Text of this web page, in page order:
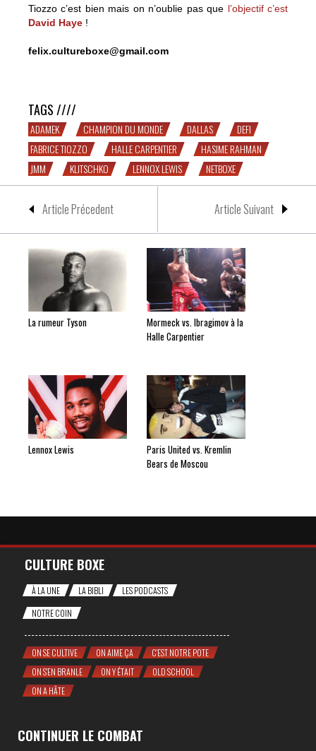
Tiozzo c’est bien mais on n’oublie pas que l’objectif c’est
David Haye !
felix.cultureboxe@gmail.com
TAGS ////
ADAMEK CHAMPION DU MONDE DALLAS
DEFI
FABRICE TIOZZO
HALLE CARPENTIER
HASIME RAHMAN
JMM
KLITSCHKO LENNOX LEWIS NETBOXE
Article Précedent Article Suivant
La rumeur Tyson
Mormeck vs. Ibragimov à la
Halle Carpentier
Lennox Lewis
Paris United vs. Kremlin
Bears de Moscou
CULTURE BOXE
À LA UNE LA BIBLI
LES PODCASTS
NOTRE COIN
ON SE CULTIVE ON AIME ÇA
C'EST NOTRE POTE
ON S'EN BRANLE
ON Y ÉTAIT
OLD SCHOOL
ON A HÂTE
CONTINUER LE COMBAT